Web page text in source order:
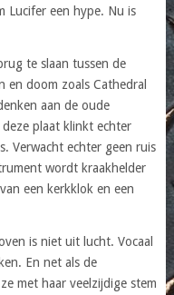
Lucifer een hype. Nu is
te slaan tussen de
en doom zoals Cathedral
aan de oude
plaat klinkt echter
Verwacht echter geen ruis
wordt kraakhelder
een kerkklok en een
is niet uit lucht. Vocaal
En net als de
met haar veelzijdige stem